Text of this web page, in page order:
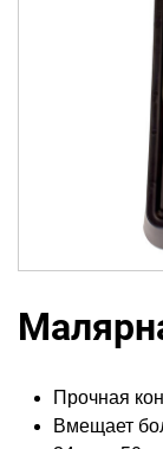
Прочная
Вмещает